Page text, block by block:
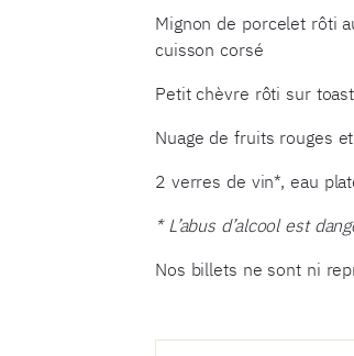
Mignon de porcelet rôti
cuisson corsé
Petit chèvre rôti sur
Nuage de fruits rouges
2 verres de vin*, eau
* L’abus d’alcool est
Nos billets ne sont ni